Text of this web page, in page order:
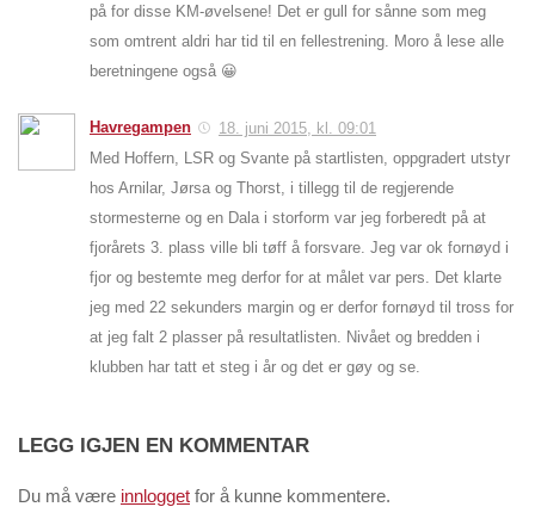
på for disse KM-øvelsene! Det er gull for sånne som meg
som omtrent aldri har tid til en fellestrening. Moro å lese alle
beretningene også 😀
Havregampen
18. juni 2015, kl. 09:01
Med Hoffern, LSR og Svante på startlisten, oppgradert utstyr
hos Arnilar, Jørsa og Thorst, i tillegg til de regjerende
stormesterne og en Dala i storform var jeg forberedt på at
fjorårets 3. plass ville bli tøff å forsvare. Jeg var ok fornøyd i
fjor og bestemte meg derfor for at målet var pers. Det klarte
jeg med 22 sekunders margin og er derfor fornøyd til tross for
at jeg falt 2 plasser på resultatlisten. Nivået og bredden i
klubben har tatt et steg i år og det er gøy og se.
LEGG IGJEN EN KOMMENTAR
Du må være innlogget for å kunne kommentere.